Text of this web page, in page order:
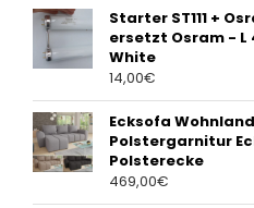
Starter ST111 +
ersetzt Osram - L
White
14,00€
Ecksofa
Polstergarnitur
Polsterecke
469,00€